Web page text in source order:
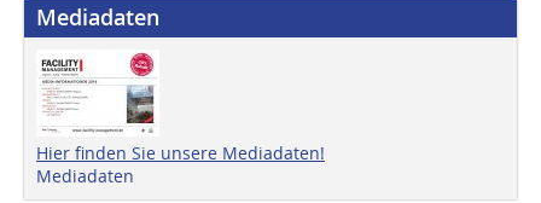
Mediadaten
Hier finden Sie unsere Mediadaten!
Mediadaten